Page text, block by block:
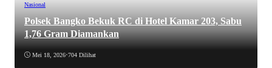
Nasional
Polsek Bangko Bekuk RC di Hotel Kamar 203, Sabu
1,76 Gram Diamankan
Mei 18, 2026•704 Dilihat